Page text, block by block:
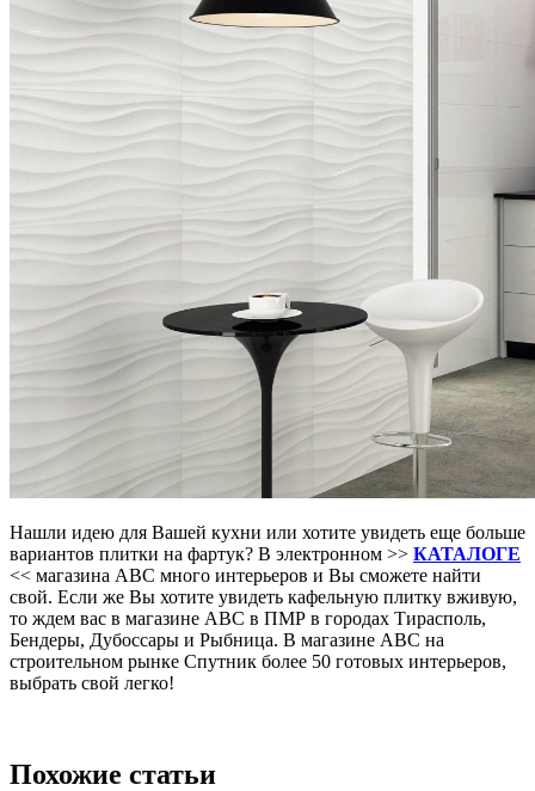
Нашли идею для Вашей кухни или хотите увидеть еще больше
вариантов плитки на фартук? В электронном >> КАТАЛОГЕ
<< магазина АВС много интерьеров и Вы сможете найти
свой. Если же Вы хотите увидеть кафельную плитку вживую,
то ждем вас в магазине АВС в ПМР в городах Тирасполь,
Бендеры, Дубоссары и Рыбница. В магазине АВС на
строительном рынке Спутник более 50 готовых интерьеров,
выбрать свой легко!
Похожие статьи